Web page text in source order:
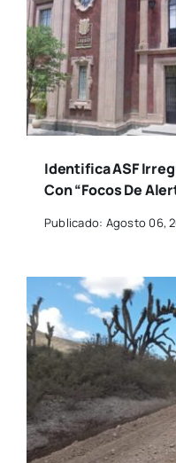
Identifica ASF
Con “focos De
Publicado: Agosto 06,